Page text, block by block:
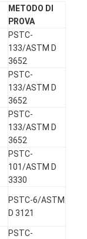
METODO DI
PROVA
PSTC-
133/ASTM D
3652
PSTC-
133/ASTM D
3652
PSTC-
133/ASTM D
3652
PSTC-
101/ASTM D
3330
PSTC-6/ASTM
D 3121
PSTC-